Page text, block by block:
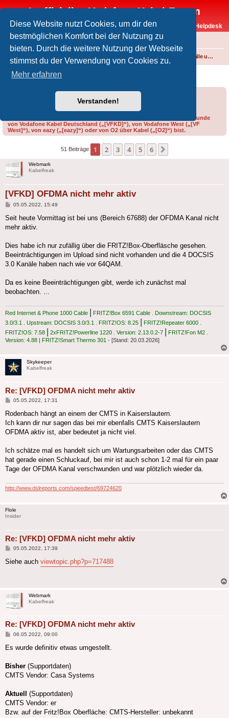
Diese Website nutzt Cookies, um dir den
bestmöglichen Komfort bei der Nutzung zu
bieten. Durch die weitere Nutzung der Webseite
stimmst du der Verwendung von Cookies zu.
Mehr erfahren
Verstanden!
Inoffizielles Vodafone-Kabel-Forum
Vodafone-Kabel-Helpdesk
FAQ
Foren-Übersicht Internet und Telefon über Kabel Störungen, Ausfälle und Speedprobleme
[VFKD] OFDMA nicht mehr aktiv
Bitte gib bei der Erstellung eines Threads im Feld „Präfix“ an, ob du Kunde
von Vodafone Kabel Deutschland („[VFKD]“), von Vodafone West („[VF
West]“), von eazy („[eazy]“) oder von O2 über Kabel („[O2]“) bist.
51 Beiträge 1 2 3 4 5 6
Webmark
Kabelfreak
[VFKD] OFDMA nicht mehr aktiv
Beitrag
05.05.2022, 15:49
Seit heute Vormittag ist bei uns (Bereich 67688) der OFDMA Kanal nicht
mehr aktiv.
Dies habe ich nur zufällig über die FRITZ!Box-Oberfläsche gesehen.
Beeinträchtigungen im Upload sind nicht vorhanden und die 4 DOCSIS
3.0 Kanäle haben nach wie vor 64QAM.
Da es keine Beeinträchtigungen gibt, werde ich zunächst mal
beobachten. ...
Red Internet & Phone 1000 Cable | FRITZ!Box 6591 Cable . Downstream: DOCSIS
3.0/3.1 . Upstream: DOCSIS 3.0/3.1 . FRITZ!OS: 8.25 | FRITZ!Repeater 6000 .
FRITZ!OS: 7.58 | 2xFRITZ!Powerline 1220 . Version: 2.13.0.2-7 | FRITZ!Fon M2 .
Version: 4.88 | FRITZ!Smart Thermo 301 - [Stand: 20.03.2026]
Skykeeper
Kabelfreak
Re: [VFKD] OFDMA nicht mehr aktiv
Beitrag
05.05.2022, 17:31
Rodenbach hängt an einem der CMTS in Kaiserslautern.
Ich kann dir nur sagen das bei mir ebenfalls CMTS Kaiserslautern
OFDMA aktiv ist, aber bedeutet ja nicht viel.
Ich schätze mal es handelt sich um Wartungsarbeiten oder das CMTS
hat gerade einen Schluckauf, bei mir ist auch schon 1-2 mal für ein paar
Tage der OFDMA Kanal verschwunden und war plötzlich wieder da.
http://www.dslreports.com/speedtest/69724620
Flole
Insider
Re: [VFKD] OFDMA nicht mehr aktiv
Beitrag
05.05.2022, 17:39
Siehe auch viewtopic.php?p=717488
Webmark
Kabelfreak
Re: [VFKD] OFDMA nicht mehr aktiv
Beitrag
06.05.2022, 09:00
Es wurde definitiv etwas umgestellt.
Bisher (Supportdaten)
CMTS Vendor: Casa Systems
Aktuell
(Supportdaten)
CMTS Vendor: er
Bzw. auf der Fritz!Box Oberfläche: CMTS-Hersteller: unbekannt